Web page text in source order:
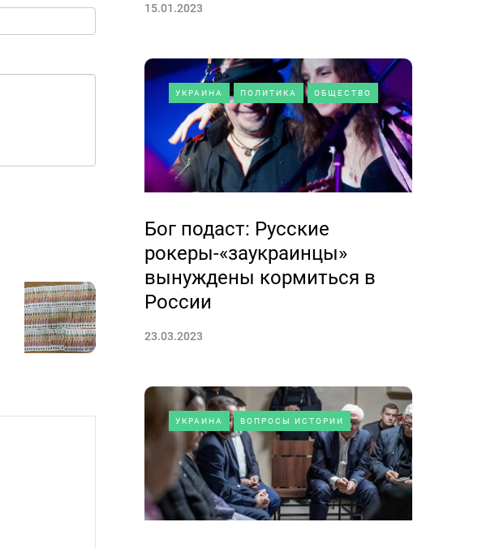
15.01.2023
УКРАИНА ПОЛИТИКА ОБЩЕСТВО
Бог подаст: Русские
рокеры-«заукраинцы»
вынуждены кормиться в
России
23.03.2023
УКРАИНА ВОПРОСЫ ИСТОРИИ